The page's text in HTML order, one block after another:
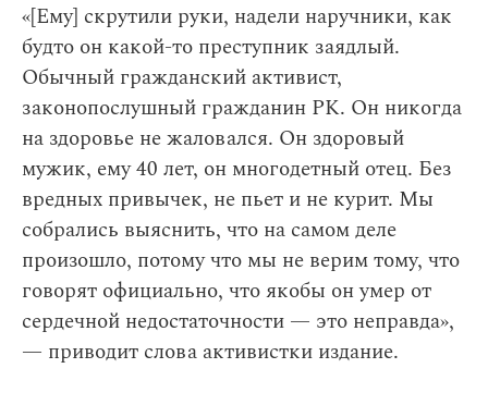
«[Ему] скрутили руки, надели наручники, как
будто он какой-то преступник заядлый.
Обычный гражданский активист,
законопослушный гражданин РК. Он никогда
на здоровье не жаловался. Он здоровый
мужик, ему 40 лет, он многодетный отец. Без
вредных привычек, не пьет и не курит. Мы
собрались выяснить, что на самом деле
произошло, потому что мы не верим тому, что
говорят официально, что якобы он умер от
сердечной недостаточности — это неправда»,
— приводит слова активистки издание.